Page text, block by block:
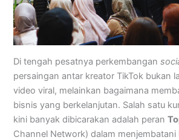
Di tengah pesatnya perkembangan
persaingan antar kreator TikTok bukan
video viral, melainkan bagaimana
bisnis yang berkelanjutan. Salah satu
kini banyak dibicarakan adalah peran
Channel Network) dalam